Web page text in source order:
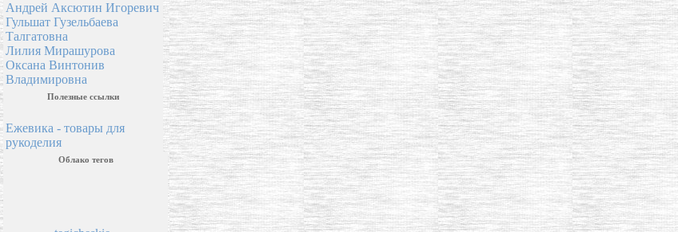
Андрей Аксютин Игоревич
Гульшат Гузельбаева
Талгатовна
Лилия Мирашурова
Оксана Винтонив
Владимировна
Полезные ссылки
Ежевика - товары для
рукоделия
Облако тегов